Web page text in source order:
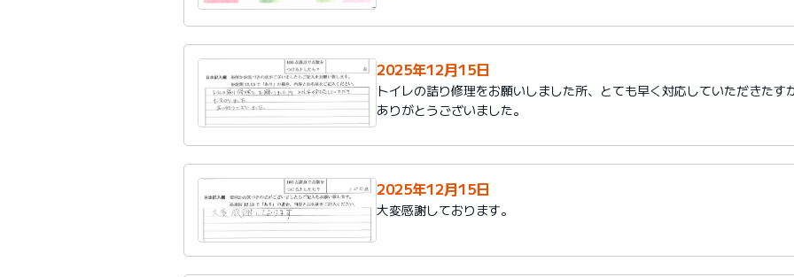
2025年12月15日
トイレの詰り修理をお願いしました所、とても早く対応していただきたす
ありがとうございました。
2025年12月15日
大変感謝しております。